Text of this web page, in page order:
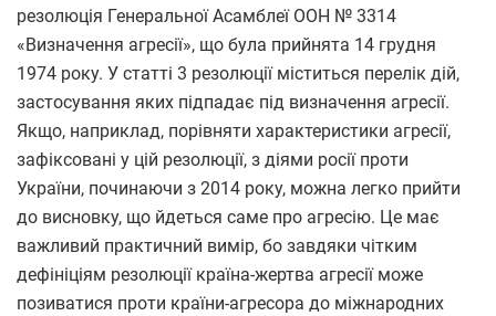
резолюція Генеральної Асамблеї ООН № 3314
«Визначення агресії», що була прийнята 14 грудня
1974 року. У статті 3 резолюції міститься перелік дій,
застосування яких підпадає під визначення агресії.
Якщо, наприклад, порівняти характеристики агресії,
зафіксовані у цій резолюції, з діями росії проти
України, починаючи з 2014 року, можна легко прийти
до висновку, що йдеться саме про агресію. Це має
важливий практичний вимір, бо завдяки чітким
дефініціям резолюції країна-жертва агресії може
позиватися проти країни-агресора до міжнародних